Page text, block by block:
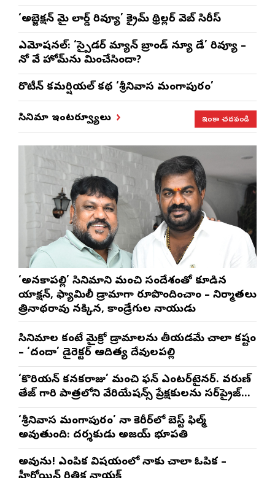
‘అబ్జెక్ష‌న్ మై లార్డ్ రివ్యూ’ క్రైమ్ థ్రిల్ల‌ర్ వెబ్ సిరీస్
ఎమోష‌న‌ల్‌: ‘స్పైడర్ మ్యాన్ బ్రాండ్ న్యూ డే’ రివ్యూ –
నో వే హోమ్‌ను మించేసిందా?
రొటీన్‌ కమర్షియల్‌ కథ ‘శ్రీనివాస మంగాపురం’
సినిమా ఇంటర్వ్యూలు ఇంకా చదవండి
‘అనకాపల్లి’ సినిమాని మంచి సందేశంతో కూడిన
యాక్షన్, ఫ్యామిలీ డ్రామాగా రూపొందించాం – నిర్మాతలు
త్రినాథరావు నక్కిన, కాండ్రేగుల నాయుడు
సినిమాల కంటే మైక్రో డ్రామాలను తీయడమే చాలా కష్టం
– ‘దందా’ డైరెక్ట‌ర్ ఆదిత్య దేవులపల్లి
‘కొరియన్ కనకరాజు’ మంచి ఫన్ ఎంటర్‌టైనర్. వరుణ్
తేజ్ గారి పాత్రలోని వేరియేషన్స్ ప్రేక్షకులను సర్‌ప్రైజ్
చేస్తాయి : దర్శకుడు మేర్లపాక గాంధీ
‘శ్రీనివాస మంగాపురం’ నా కెరీర్‌లో బెస్ట్ ఫిల్మ్
అవుతుంది: దర్శకుడు అజయ్ భూపతి
అవును! ఎంపిక విషయంలో నాకు చాలా ఓపిక –